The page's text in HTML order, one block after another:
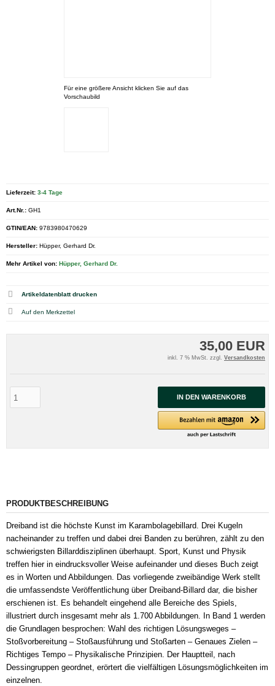
Für eine größere Ansicht klicken Sie auf das
Vorschaubild
35,00 EUR
inkl. 7 % MwSt. zzgl. Versandkosten
IN DEN WARENKORB
Lieferzeit: 3-4 Tage
Art.Nr.: GH1
GTIN/EAN: 9783980470629
Hersteller: Hüpper, Gerhard Dr.
Mehr Artikel von: Hüpper, Gerhard Dr.
Artikeldatenblatt drucken
PRODUKTBESCHREIBUNG
Dreiband ist die höchste Kunst im Karambolagebillard. Drei Kugeln
nacheinander zu treffen und dabei drei Banden zu berühren, zählt zu den
schwierigsten Billarddisziplinen überhaupt. Sport, Kunst und Physik
treffen hier in eindrucksvoller Weise aufeinander und dieses Buch zeigt
es in Worten und Abbildungen. Das vorliegende zweibändige Werk stellt
die umfassendste Veröffentlichung über Dreiband-Billard dar, die bisher
erschienen ist. Es behandelt eingehend alle Bereiche des Spiels,
illustriert durch insgesamt mehr als 1.700 Abbildungen. In Band 1 werden
die Grundlagen besprochen: Wahl des richtigen Lösungsweges –
Stoßvorbereitung – Stoßausführung und Stoßarten – Genaues Zielen –
Richtiges Tempo – Physikalische Prinzipien. Der Hauptteil, nach
Dessingruppen geordnet, erörtert die vielfältigen Lösungsmöglichkeiten im
einzelnen.